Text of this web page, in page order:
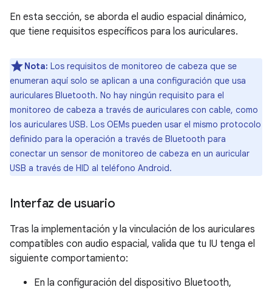
En esta sección, se aborda el audio espacial dinámico,
que tiene requisitos específicos para los auriculares.
Nota: Los requisitos de monitoreo de cabeza que se
enumeran aquí solo se aplican a una configuración que usa
auriculares Bluetooth. No hay ningún requisito para el
monitoreo de cabeza a través de auriculares con cable, como
los auriculares USB. Los OEMs pueden usar el mismo protocolo
definido para la operación a través de Bluetooth para
conectar un sensor de monitoreo de cabeza en un auricular
USB a través de HID al teléfono Android.
Interfaz de usuario
Tras la implementación y la vinculación de los auriculares
compatibles con audio espacial, valida que tu IU tenga el
siguiente comportamiento:
En la configuración del dispositivo Bluetooth,